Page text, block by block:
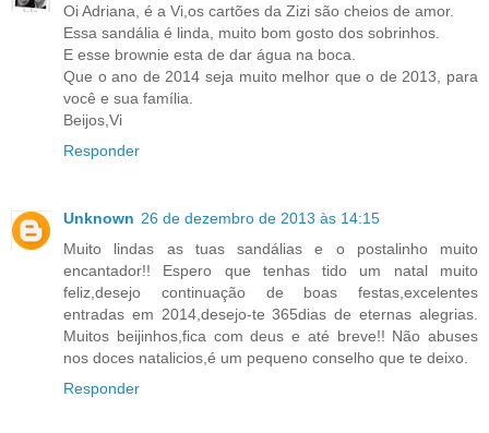
Oi Adriana, é a Vi,os cartões da Zizi são cheios de amor.
Essa sandália é linda, muito bom gosto dos sobrinhos.
E esse brownie esta de dar água na boca.
Que o ano de 2014 seja muito melhor que o de 2013, para
você e sua família.
Beijos,Vi
Responder
Unknown 26 de dezembro de 2013 às 14:15
Muito lindas as tuas sandálias e o postalinho muito
encantador!! Espero que tenhas tido um natal muito
feliz,desejo continuação de boas festas,excelentes
entradas em 2014,desejo-te 365dias de eternas alegrias.
Muitos beijinhos,fica com deus e até breve!! Não abuses
nos doces natalicios,é um pequeno conselho que te deixo.
Responder